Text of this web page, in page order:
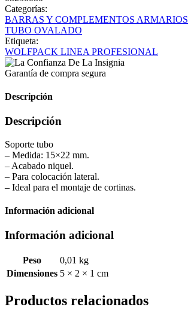
Categorías:
BARRAS Y COMPLEMENTOS ARMARIOS
TUBO OVALADO
Etiqueta:
WOLFPACK LINEA PROFESIONAL
Garantía de compra segura
Descripción
Descripción
Soporte tubo
– Medida: 15×22 mm.
– Acabado niquel.
– Para colocación lateral.
– Ideal para el montaje de cortinas.
Información adicional
Información adicional
Peso
0,01 kg
Dimensiones 5 × 2 × 1 cm
Productos relacionados